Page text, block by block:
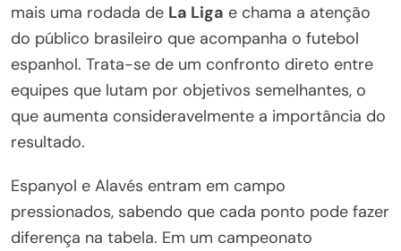
mais uma rodada de La Liga e chama a atenção
do público brasileiro que acompanha o futebol
espanhol. Trata-se de um confronto direto entre
equipes que lutam por objetivos semelhantes, o
que aumenta consideravelmente a importância do
resultado.
Espanyol e Alavés entram em campo
pressionados, sabendo que cada ponto pode fazer
diferença na tabela. Em um campeonato